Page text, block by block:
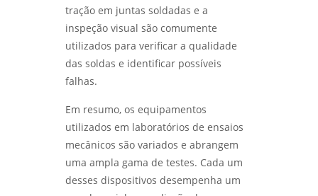
tração em juntas soldadas e a
inspeção visual são comumente
utilizados para verificar a qualidade
das soldas e identificar possíveis
falhas.
Em resumo, os equipamentos
utilizados em laboratórios de ensaios
mecânicos são variados e abrangem
uma ampla gama de testes. Cada um
desses dispositivos desempenha um